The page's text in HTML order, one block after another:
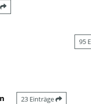
95
23 Einträge